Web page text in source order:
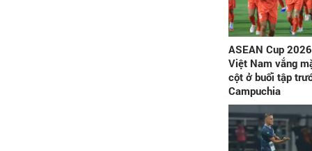
ASEAN Cup
Việt Nam vắng
cột ở buổi tập
Campuchia